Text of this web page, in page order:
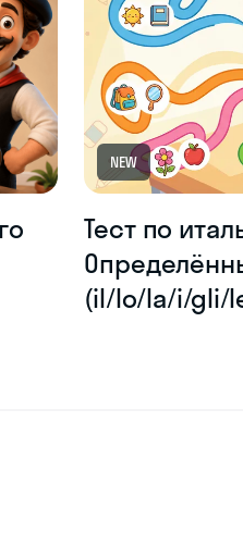
NEW
Тест по
(il/lo/la/i/gli/